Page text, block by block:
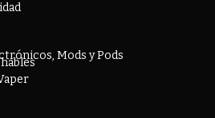
Mods y Pods